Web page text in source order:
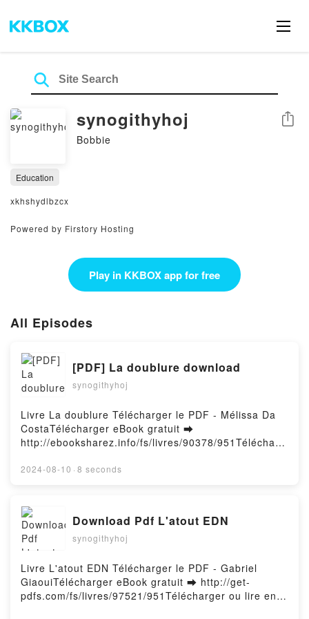
synogithyhoj
Bobbie
Share
Education
xkhshydlbzcx
Powered by Firstory Hosting
Play in KKBOX app for free
All Episodes
[PDF] La doublure download
synogithyhoj
Livre La doublure Télécharger le PDF - Mélissa Da
CostaTélécharger eBook gratuit ➡
http://ebooksharez.info/fs/livres/90378/951Télécharg
ePub Mobi) pan Mélissa Da Costa.La doublure
ligne , La doublure Mélissa Da Costa Audiobook, La
doublure Mélissa Da Costa VK, La doublure Mélissa
Da Costa Kindle, La doublure Mélissa Da Costa Epub
VK, La doublure Mélissa Da Costa Téléchargement
gratuitPowered by Firstory Hosting
2024-08-10 · 8 seconds
Download Pdf L'atout EDN
synogithyhoj
Livre L'atout EDN Télécharger le PDF - Gabriel
GiaouiTélécharger eBook gratuit ➡ http://get-
pdfs.com/fs/livres/97521/951Télécharger ou lire en